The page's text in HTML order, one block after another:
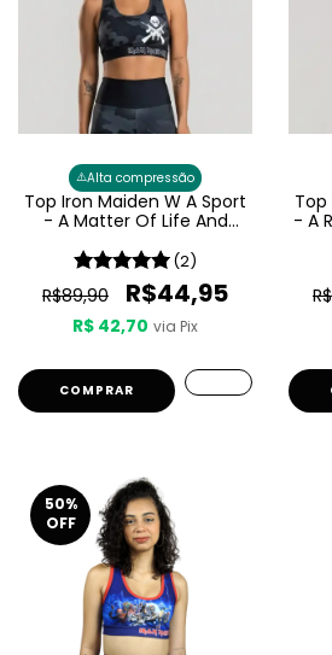
⚠️Alta compressão
Top Iron Maiden W A Sport
- A Matter Of Life And
(2)
R$89,90 R$44,95
R$ 42,70 via Pix
COMPRAR
Top
- A
50%
OFF